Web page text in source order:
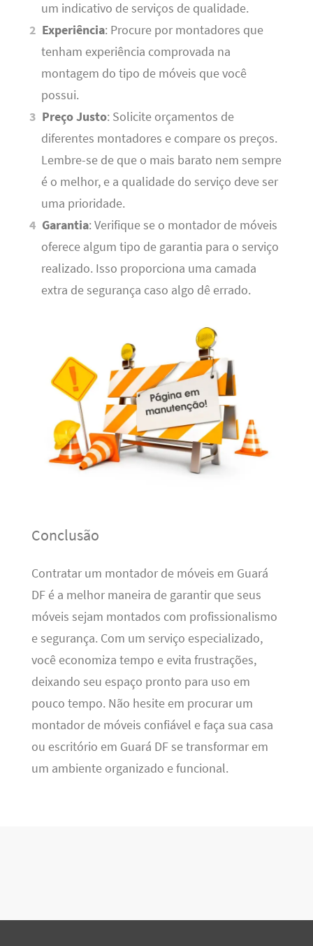
um indicativo de serviços de qualidade.
Experiência: Procure por montadores que
tenham experiência comprovada na
montagem do tipo de móveis que você
possui.
Preço Justo: Solicite orçamentos de
diferentes montadores e compare os preços.
Lembre-se de que o mais barato nem sempre
é o melhor, e a qualidade do serviço deve ser
uma prioridade.
Garantia: Verifique se o montador de móveis
oferece algum tipo de garantia para o serviço
realizado. Isso proporciona uma camada
extra de segurança caso algo dê errado.
Conclusão
Contratar um montador de móveis em Guará
DF é a melhor maneira de garantir que seus
móveis sejam montados com profissionalismo
e segurança. Com um serviço especializado,
você economiza tempo e evita frustrações,
deixando seu espaço pronto para uso em
pouco tempo. Não hesite em procurar um
montador de móveis confiável e faça sua casa
ou escritório em Guará DF se transformar em
um ambiente organizado e funcional.